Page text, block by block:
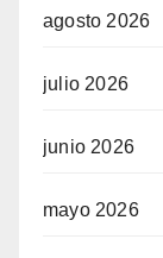
agosto 2026
julio 2026
junio 2026
mayo 2026